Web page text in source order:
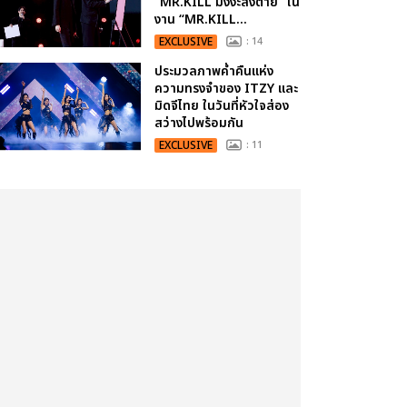
งาน “MR.KILL...
EXCLUSIVE : 14
ประมวลภาพค่ำคืนแห่ง
ความทรงจำของ ITZY และ
มิดจีไทย ในวันที่หัวใจส่อง
สว่างไปพร้อมกัน
EXCLUSIVE : 11